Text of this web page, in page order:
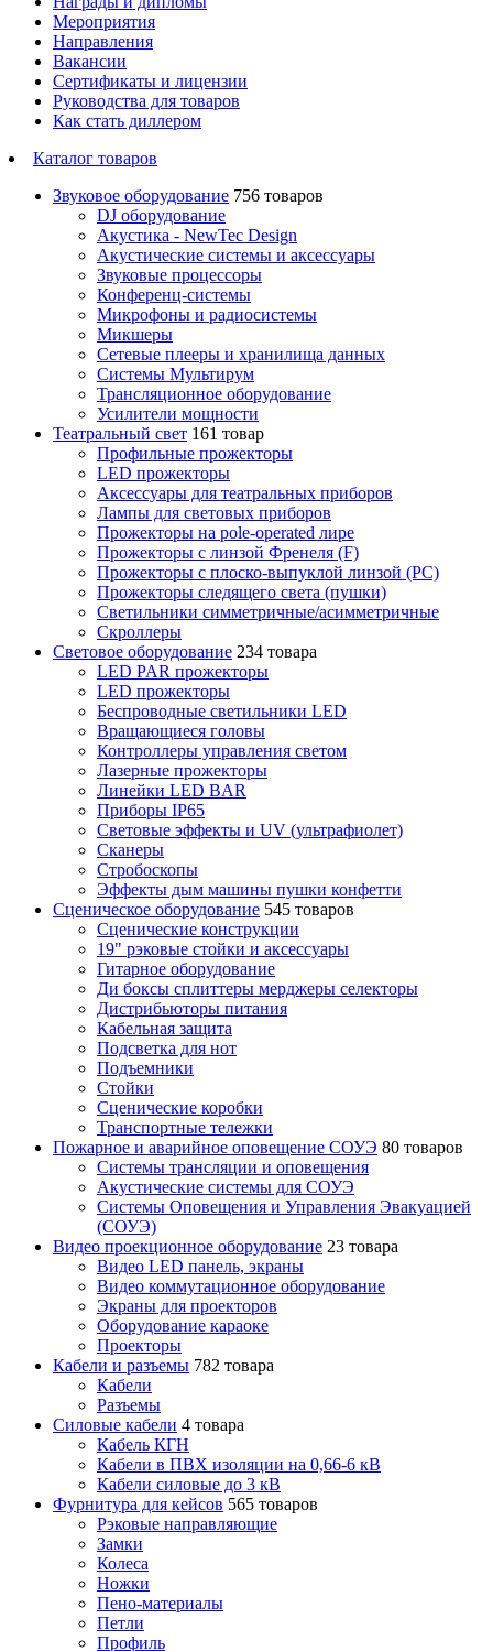
Мероприятия
Направления
Вакансии
Сертификаты и лицензии
Руководства для товаров
Как стать диллером
Каталог товаров
Звуковое оборудование 756 товаров
DJ оборудование
Акустика - NewTec Design
Акустические системы и аксессуары
Звуковые процессоры
Конференц-системы
Микрофоны и радиосистемы
Микшеры
Сетевые плееры и хранилища данных
Системы Мультирум
Трансляционное оборудование
Усилители мощности
Театральный свет 161 товар
Профильные прожекторы
LED прожекторы
Аксессуары для театральных приборов
Лампы для световых приборов
Прожекторы на pole-operated лире
Прожекторы с линзой Френеля (F)
Прожекторы с плоско-выпуклой линзой (PC)
Прожекторы следящего света (пушки)
Светильники симметричные/асимметричные
Скроллеры
Световое оборудование 234 товара
LED PAR прожекторы
LED прожекторы
Беспроводные светильники LED
Вращающиеся головы
Контроллеры управления светом
Лазерные прожекторы
Линейки LED BAR
Приборы IP65
Световые эффекты и UV (ультрафиолет)
Сканеры
Стробоскопы
Эффекты дым машины пушки конфетти
Сценическое оборудование 545 товаров
Сценические конструкции
19" рэковые стойки и аксесcуары
Гитарное оборудование
Ди боксы сплиттеры мерджеры селекторы
Дистрибьюторы питания
Кабельная защита
Подсветка для нот
Подъемники
Стойки
Сценические коробки
Транспортные тележки
Пожарное и аварийное оповещение СОУЭ 80 товаров
Cистемы трансляции и оповещения
Акустические системы для СОУЭ
Системы Оповещения и Управления Эвакуацией
(СОУЭ)
Видео проекционное оборудование 23 товара
Видео LED панель, экраны
Видео коммутационное оборудование
Экраны для проекторов
Оборудование караоке
Проекторы
Кабели и разъемы 782 товара
Кабели
Разъемы
Силовые кабели 4 товара
Кабель КГН
Кабели в ПВХ изоляции на 0,66-6 кВ
Кабели силовые до 3 кВ
Фурнитура для кейсов 565 товаров
Рэковые направляющие
Замки
Колеса
Ножки
Пено-материалы
Петли
Профиль